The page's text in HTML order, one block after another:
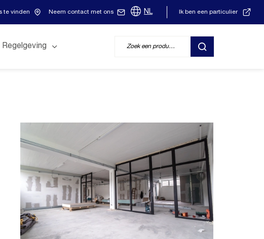
te vinden Neem contact met ons NL Ik ben een particulier
Regelgeving
ZOEK